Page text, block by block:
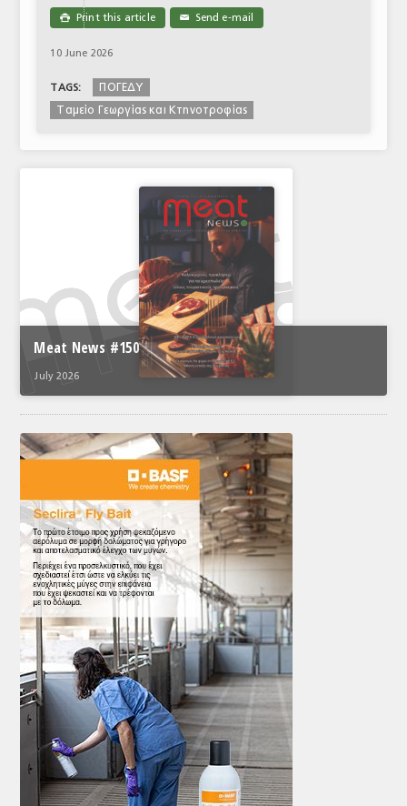
 Print this article ✉ Send e-mail
10 June 2026
TAGS:
ΠΟΓΕΔΥ
Ταμείο Γεωργίας και Κτηνοτροφίας
Meat News #150
July 2026